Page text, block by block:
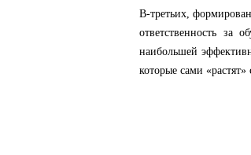
В-третьих,
ответственность за
наибольшей
которые сами